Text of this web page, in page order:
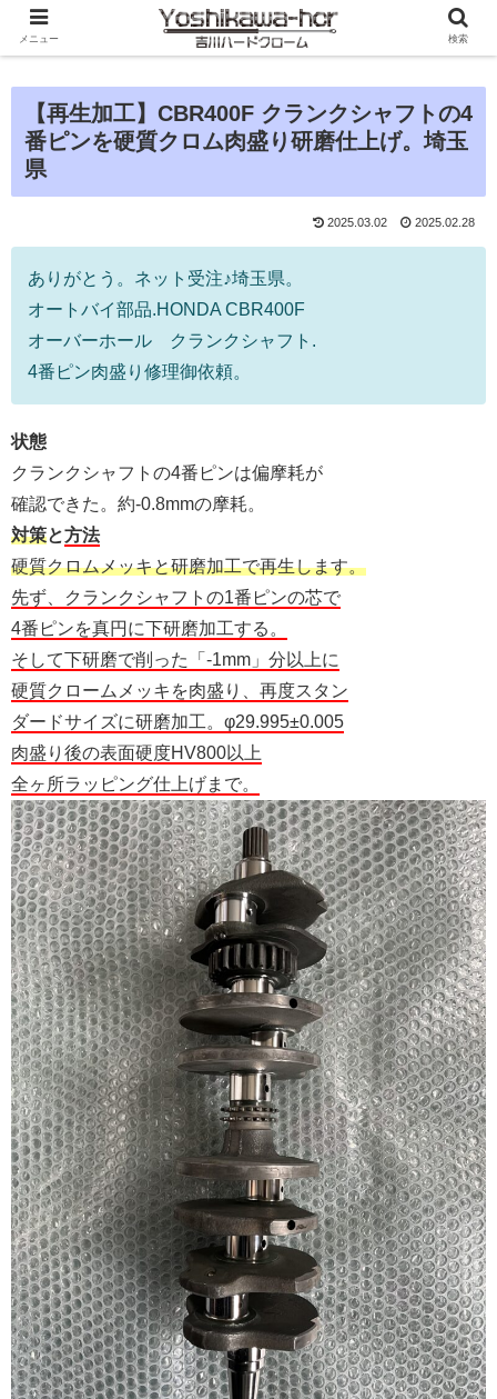
【再生加工】CBR400F クランクシャフトの4
番ピンを硬質クロム肉盛り研磨仕上げ。埼玉
県
2025.03.02 2025.02.28
ありがとう。ネット受注♪埼玉県。
オートバイ部品.HONDA CBR400F
オーバーホール クランクシャフト.
4番ピン肉盛り修理御依頼。
状態
クランクシャフトの4番ピンは偏摩耗が
確認できた。約-0.8mmの摩耗。
対策と方法
硬質クロムメッキと研磨加工で再生します。
先ず、クランクシャフトの1番ピンの芯で
4番ピンを真円に下研磨加工する。
そして下研磨で削った「-1mm」分以上に
硬質クロームメッキを肉盛り、再度スタン
ダードサイズに研磨加工。φ29.995±0.005
肉盛り後の表面硬度HV800以上
全ヶ所ラッピング仕上げまで。
メニュー 検索